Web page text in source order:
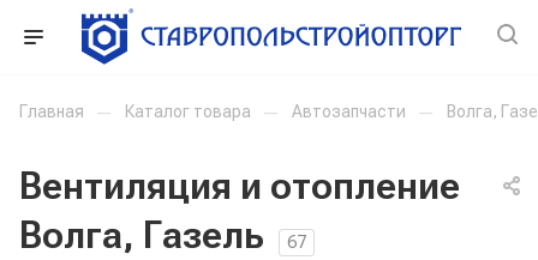
Главная — Каталог товара — Автозапчасти — Волга,
Вентиляция и отопление
Волга, Газель
67